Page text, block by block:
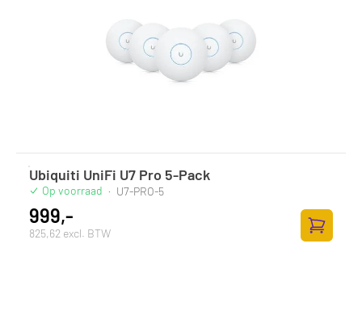
Ubiquiti UniFi U7 Pro 5-Pack
Op voorraad · U7-PRO-5
999,-
825,62 excl. BTW
Zum